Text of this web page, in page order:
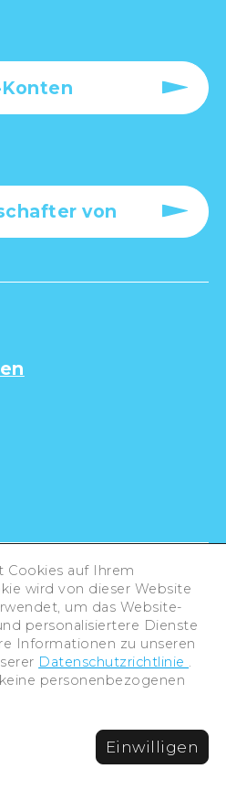
von
Association /
/ Hiroshima City .
Cookies auf Ihrem
wird von dieser Website
um das Website-
personalisiertere Dienste
Informationen zu unseren
Datenschutzrichtlinie .
personenbezogenen
Einwilligen